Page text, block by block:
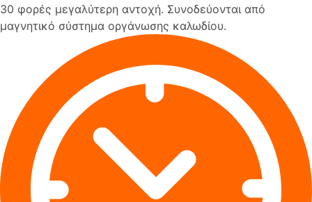
30 φορές μεγαλύτερη αντοχή. Συνοδεύονται από
μαγνητικό σύστημα οργάνωσης καλωδίου.